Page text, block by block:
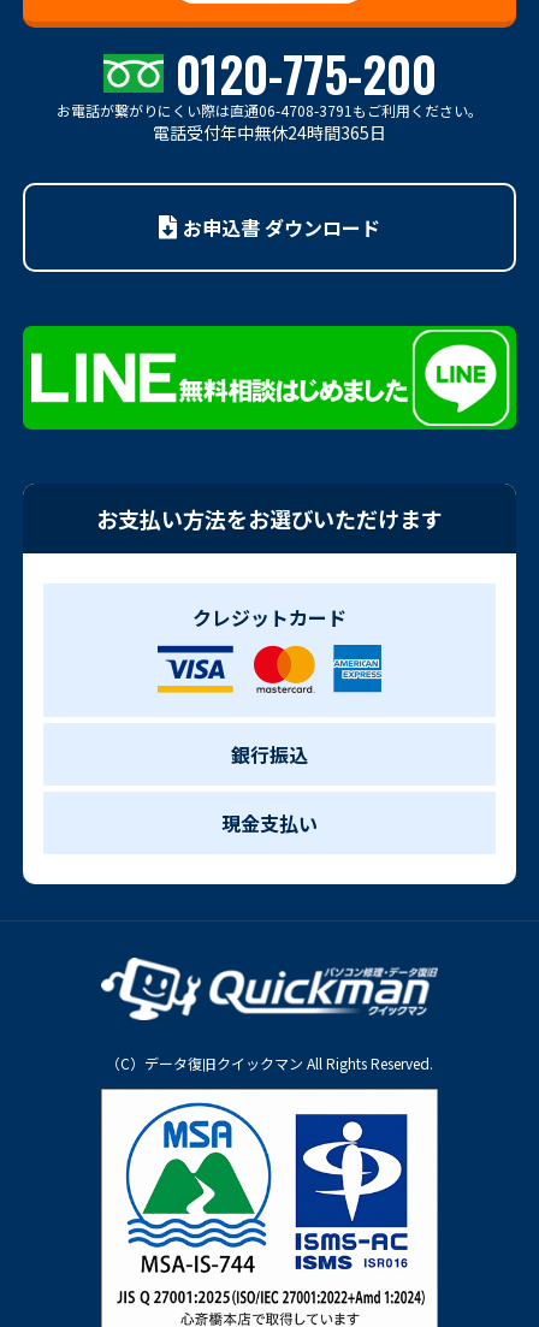
0120-775-200
お電話が繋がりにくい際は直通06-4708-3791もご利用ください。
電話受付年中無休24時間365日
お申込書 ダウンロード
お支払い方法をお選びいただけます
クレジットカード
銀行振込
現金支払い
（C）データ復旧クイックマン All Rights Reserved.